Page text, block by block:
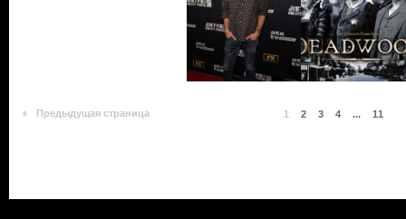
Предыдущая страница 1 2 3 4 ... 11